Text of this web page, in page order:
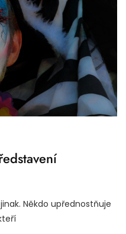
Někdo upřednostňuje